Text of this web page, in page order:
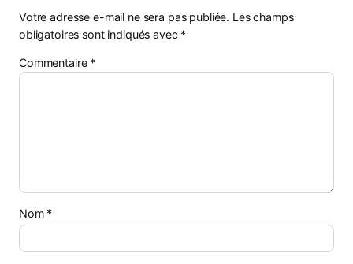
Votre adresse e-mail ne sera pas publiée. Les champs
obligatoires sont indiqués avec *
Commentaire *
Nom *